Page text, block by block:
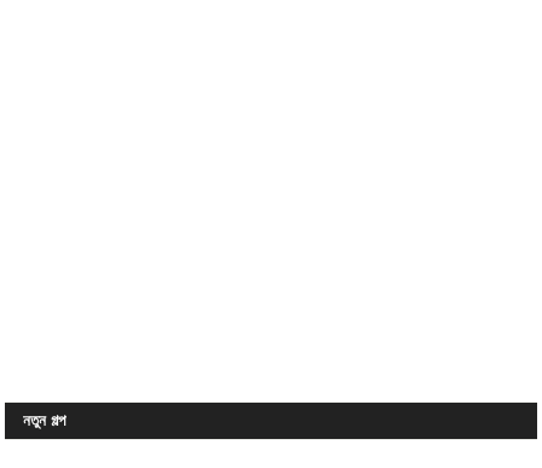
নতুন গল্প